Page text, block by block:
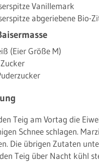
Vanillemark
abgeriebene Bio-
(Eier Größe M)
Teig am Vortag die
Schnee schlagen.
Die übrigen Zutaten
Teig über Nacht kühl